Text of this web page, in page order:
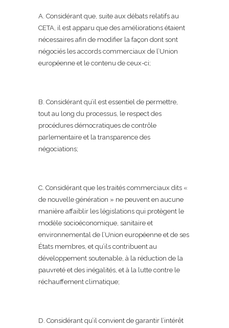
A. Considérant que, suite aux débats relatifs au
CETA, il est apparu que des améliorations étaient
nécessaires afin de modifier la façon dont sont
négociés les accords commerciaux de l’Union
européenne et le contenu de ceux-ci;
B. Considérant qu’il est essentiel de permettre,
tout au long du processus, le respect des
procédures démocratiques de contrôle
parlementaire et la transparence des
négociations;
C. Considérant que les traités commerciaux dits «
de nouvelle génération » ne peuvent en aucune
manière affaiblir les législations qui protègent le
modèle socioéconomique, sanitaire et
environnemental de l’Union européenne et de ses
États membres, et qu’ils contribuent au
développement soutenable, à la réduction de la
pauvreté et des inégalités, et à la lutte contre le
réchauffement climatique;
D. Considérant qu’il convient de garantir l’intérêt